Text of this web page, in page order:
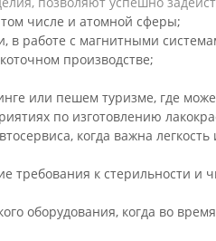
том числе и атомной сферы;
в работе с магнитными
производстве;
или пешем туризме, где
по изготовлению
когда важна
требования к стерильности и
оборудования, когда во